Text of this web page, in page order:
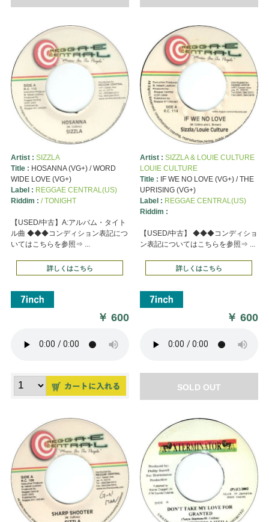
Artist : SIZZLA
Title : HOSANNA (VG+) / WORD
WIDE LOVE (VG+)
Label : REGGAE CENTRAL(US)
Riddim : / TONIGHT
【USED/中古】A:アルバム・タイト
ル曲 ◆◆◆コンディション表記につ
いてはこちらを参照⇒ ...
詳しくはこちら
￥600
Artist : SIZZLA & LOUIE CULTURE
LOUIE CULTURE
Title : IF WE NO LOVE (VG+) / THE
UPRISING (VG+)
Label : REGGAE CENTRAL(US)
Riddim :
【USED/中古】 ◆◆◆コンディショ
ン表記についてはこちらを参照⇒ ...
詳しくはこちら
￥600
SOLD OUT